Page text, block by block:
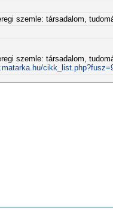
szemle: társadalom,
szemle: társadalom,